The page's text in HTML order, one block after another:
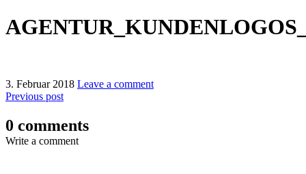
3. Februar 2018 Leave a comment
Previous post
0 comments
Write a comment